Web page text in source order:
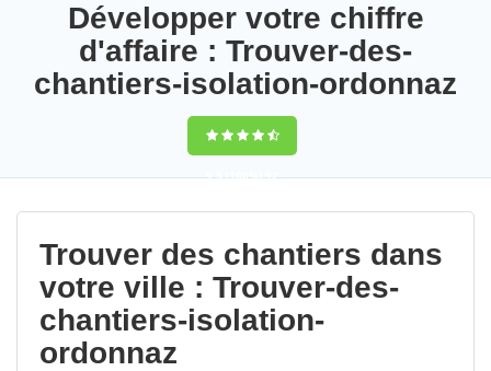
Développer votre chiffre
d'affaire : Trouver-des-
chantiers-isolation-ordonnaz
9,5(100%)92
votes
Trouver des chantiers dans
votre ville : Trouver-des-
chantiers-isolation-
ordonnaz